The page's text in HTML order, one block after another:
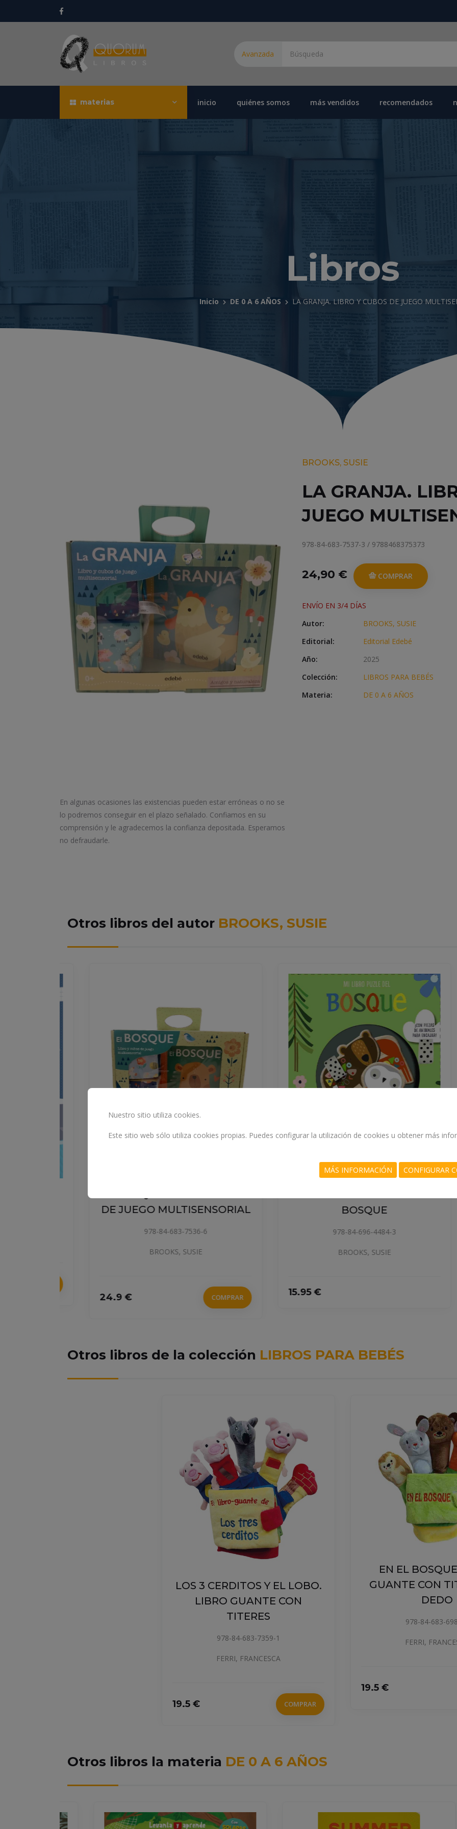
Avanzada
materias inicio quiénes somos más vendidos recomendados
Libros
Inicio DE 0 A 6 AÑOS LA GRANJA. LIBRO Y CUBOS DE JUEGO
En algunas ocasiones las existencias pueden estar erróneas o no se
lo podremos conseguir en el plazo señalado. Confiamos en su
comprensión y le agradecemos la confianza depositada. Esperamos
no defraudarle.
BROOKS, SUSIE
LA GRANJA.
JUEGO
978-84-683-7537-3 / 9788468375373
24,90 € COMPRAR
ENVÍO EN 3/4 DÍAS
Autor:
BROOKS, SUSIE
Editorial:
Editorial Edebé
Año:
2025
Colección:
LIBROS PARA BEBÉS
Materia:
DE 0 A 6 AÑOS
Otros libros del autor BROOKS, SUSIE
EL BOSQUE. LIBRO Y CUBOS
DE JUEGO MULTISENSORIAL
978-84-683-7536-6
BROOKS, SUSIE
24.9 € COMPRAR
BOSQUE
978-84-696-4484-3
BROOKS, SUSIE
15.95 €
Otros libros de la colección LIBROS PARA BEBÉS
LOS 3 CERDITOS Y EL LOBO.
LIBRO GUANTE CON
TITERES
978-84-683-7359-1
FERRI, FRANCESCA
19.5 € COMPRAR
EN EL
GUANTE CON
DEDO
978-84-683-
FERRI,
19.5 €
Otros libros la materia DE 0 A 6 AÑOS
Nuestro sitio utiliza cookies.
Este sitio web sólo utiliza cookies propias. Puedes configurar la utilización de cookies u obtener más
MÁS INFORMACIÓN CONFIGURAR